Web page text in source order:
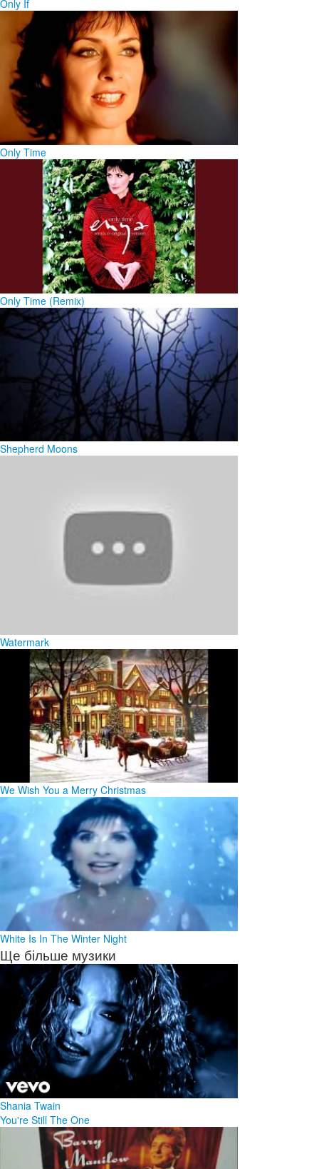
Only If
Only Time
Only Time (Remix)
Shepherd Moons
Watermark
We Wish You a Merry Christmas
White Is In The Winter Night
Ще більше музики
Shania Twain
You're Still The One